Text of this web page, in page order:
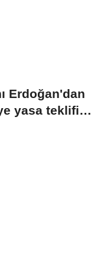
Erdoğan'dan
yasa teklifine